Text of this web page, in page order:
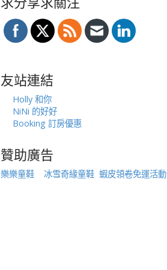
友站連結
Holly 和你
NiNi 的好好
Booking 訂房優惠
贊助廣告
樂樂童鞋 冰雪奇緣童鞋 蝦皮領卷免運活動